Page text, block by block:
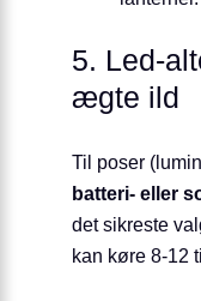
5. Led-
ægte ild
Til poser
batteri- eller
det sikreste
kan køre 8-12